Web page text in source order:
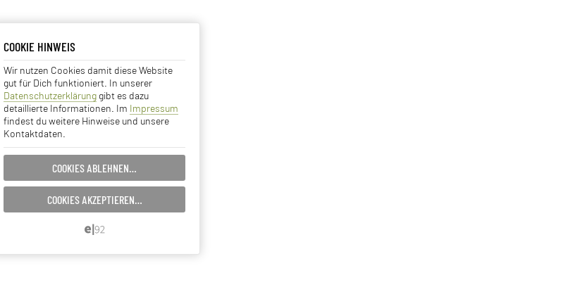
COOKIE HINWEIS
Wir nutzen Cookies damit diese Website
gut für Dich funktioniert. In unserer
Datenschutzerklärung gibt es dazu
detaillierte Informationen. Im Impressum
findest du weitere Hinweise und unsere
Kontaktdaten.
COOKIES ABLEHNEN…
COOKIES AKZEPTIEREN…
Essentielle Cookies
Analyse Cookies
EINSTELLUNGEN SPEICHERN…
ABBRECHEN…